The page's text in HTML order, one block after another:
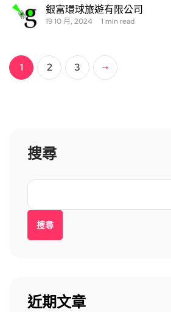
銀富環球旅遊有限公司
19 10 月, 2024 1 min read
1 2 3
搜尋
搜尋
近期文章